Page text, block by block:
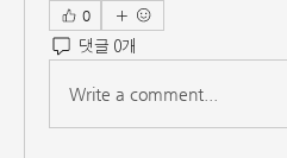
0
댓글 0개
Write a comment...